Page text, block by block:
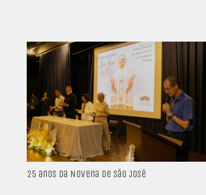
25 anos da Novena de São José